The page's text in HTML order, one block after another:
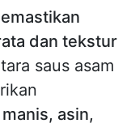
dan tekstur
saus asam
asin,